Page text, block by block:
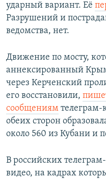
ударный вариант. Её
Разрушений и
ведомства, нет.
Движение по мосту,
аннексированный
через Керченский
его восстановили,
сообщениям телеграм-
обеих сторон
около 560 из Кубани и
В российских
видео, на кадрах